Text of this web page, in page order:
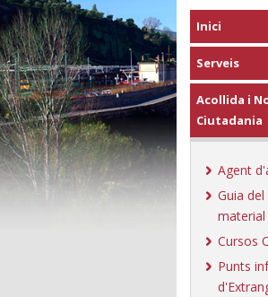
Inici
Serveis
Acollida i
Ciutadania
Agent
Guia
Cursos
Punts